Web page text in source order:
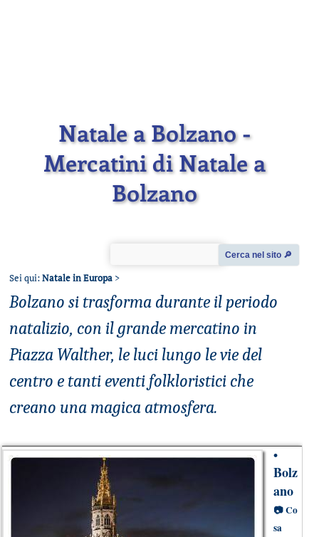
Natale a Bolzano -
Mercatini di Natale a
Bolzano
Cerca nel sito 🔎︎
Sei qui:Natale in Europa >
Bolzano si trasforma durante il periodo
natalizio, con il grande mercatino in
Piazza Walther, le luci lungo le vie del
centro e tanti eventi folkloristici che
creano una magica atmosfera.
•
Bolz
ano
📷 Co
sa